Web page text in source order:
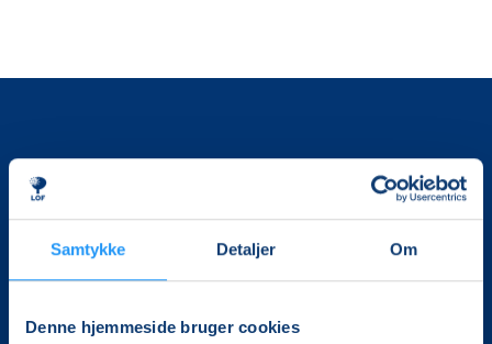
Samtykke Detaljer Om
Denne hjemmeside bruger cookies
Det, der er vigtigt for samfundet, er vigtigt for os
Vi skaber rammerne for meningsfulde møder mellem